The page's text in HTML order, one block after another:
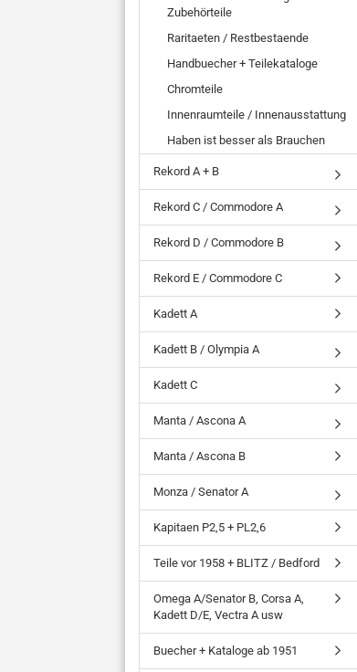
Zubehörteile
Raritaeten / Restbestaende
Handbuecher + Teilekataloge
Chromteile
Innenraumteile / Innenausstattung
Haben ist besser als Brauchen
Rekord A + B
Rekord C / Commodore A
Rekord D / Commodore B
Rekord E / Commodore C
Kadett A
Kadett B / Olympia A
Kadett C
Manta / Ascona A
Manta / Ascona B
Monza / Senator A
Kapitaen P2,5 + PL2,6
Teile vor 1958 + BLITZ / Bedford
Omega A/Senator B, Corsa A,
Kadett D/E, Vectra A usw
Buecher + Kataloge ab 1951